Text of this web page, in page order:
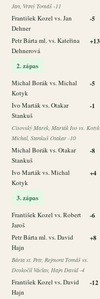
Jan, Vrtný Tomáš -11
František Kozel vs. Jan
Dehner
-5
Petr Bárta ml. vs. Kateřina
Dehnerová
+13
2. zápas
Michal Borák vs. Michal
Kotyk
-5
Ivo Marták vs. Otakar
Stankuš
-1
Cisovský Marek, Marták Ivo vs. Kotyk
Michal, Stankuš Otakar -10
Michal Borák vs. Otakar
Stankuš
-8
Ivo Marták vs. Michal
Kotyk
+4
3. zápas
František Kozel vs. Robert
Jaroš
-6
Petr Bárta ml. vs. David
Hajn
+8
Bárta st. Petr, Rejmont Tomáš vs.
Doskočil Václav, Hajn David -4
František Kozel vs. David
Hajn
-12